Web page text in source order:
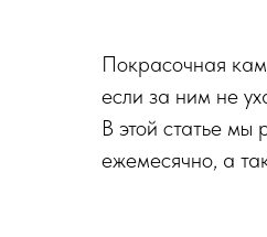
Покрасочная
если за ним не
В этой статье
ежемесячно, а